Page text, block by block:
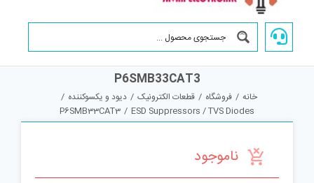
P6SMB33CAT3
خانه / فروشگاه / قطعات الکترونیک / دیود و یکسوکننده /
ESD Suppressors / TVS Diodes
/
P6SMB33CAT3
ناموجود